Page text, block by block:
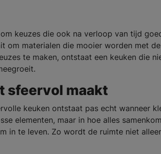
keuzes die ook na verloop van tijd
om materialen die mooier worden met
te maken, ontstaat een keuken die
sfeervol maakt
keuken ontstaat pas echt wanneer
elementen, maar in hoe alles
in te leven. Zo wordt de ruimte niet